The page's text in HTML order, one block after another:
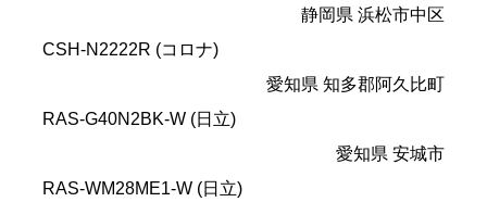
静岡県 浜松市中区
CSH-N2222R (コロナ)
愛知県 知多郡阿久比町
RAS-G40N2BK-W (日立)
愛知県 安城市
RAS-WM28ME1-W (日立)